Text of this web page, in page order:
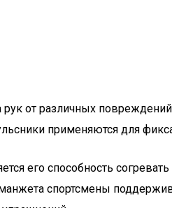
от различных
применяются для
его способность
спортсмены